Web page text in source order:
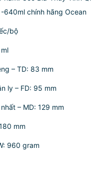
640ml chính hãng Ocean
bộ
– TD: 83 mm
ly – FD: 95 mm
– MD: 129 mm
mm
960 gram